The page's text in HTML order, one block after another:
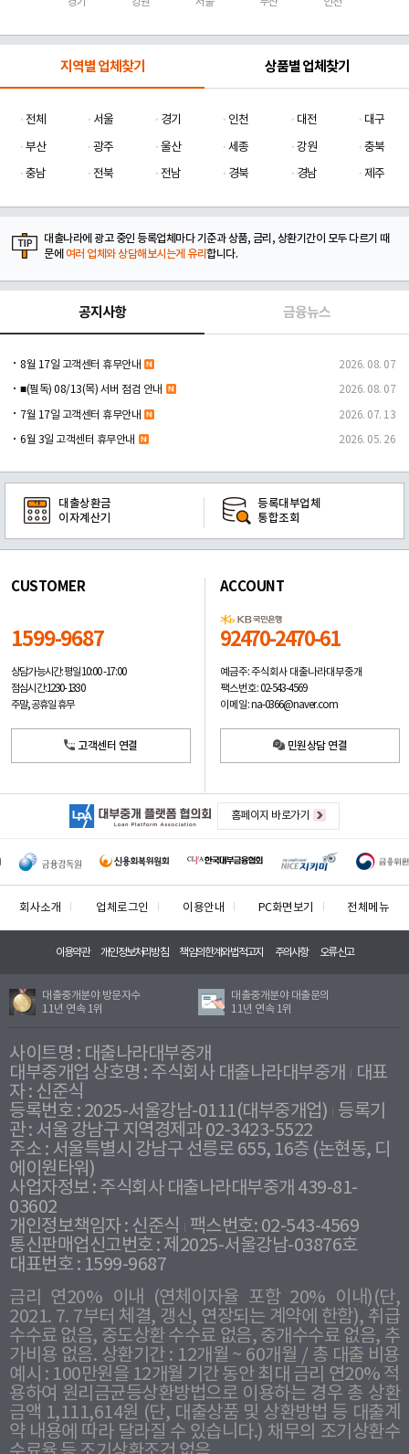
지역별 업체찾기 상품별 업체찾기
전체 서울 경기 인천 대전
대구
부산
광주 울산 세종 강원
충북
충남
전북 전남 경북 경남 제주
대출나라에 광고 중인 등록업체마다 기준과 상품, 금리, 상환기간이 모두 다르기 때
문에 여러 업체와 상담해보시는게 유리합니다.
공지사항 금융뉴스
8월 17일 고객센터 휴무안내 2026. 08. 07
■(필독) 08/13(목) 서버 점검 안내 2026. 08. 07
7월 17일 고객센터 휴무안내 2026. 07. 13
6월 3일 고객센터 휴무안내 2026. 05. 26
대출상환금
이자계산기
등록대부업체
통합조회
CUSTOMER
1599-9687
상담가능시간: 평일10:00 -17:00
점심시간: 12:30 - 13:30
주말, 공휴일 휴무
고객센터 연결
ACCOUNT
92470-2470-61
예금주: 주식회사 대출나라대부중개
팩스번호: 02-543-4569
이메일: na-0366@naver.com
민원상담 연결
홈페이지 바로가기
회사소개 업체로그인 이용안내 PC화면보기 전체메뉴
이용약관 개인정보처리방침 책임의한계와법적고지 주의사항 오류신고
대출중개분야 방문자수
11년 연속 1위
대출중개분야 대출문의
11년 연속 1위
사이트명 : 대출나라대부중개
대부중개업 상호명 : 주식회사 대출나라대부중개
대표
자 : 신준식
등록번호 : 2025-서울강남-0111(대부중개업) 등록기
관 : 서울 강남구 지역경제과 02-3423-5522
주소 : 서울특별시 강남구 선릉로 655, 16층 (논현동, 디
에이원타워)
사업자정보 : 주식회사 대출나라대부중개 439-81-
03602
개인정보책임자 : 신준식
팩스번호: 02-543-4569
통신판매업신고번호 : 제2025-서울강남-03876호
대표번호 : 1599-9687
금리 연20% 이내 (연체이자율 포함 20% 이내)(단,
2021. 7. 7부터 체결, 갱신, 연장되는 계약에 한함), 취급
수수료 없음, 중도상환 수수료 없음, 중개수수료 없음, 추
가비용 없음. 상환기간 : 12개월 ~ 60개월 / 총 대출 비용
예시 : 100만원을 12개월 기간 동안 최대 금리 연20% 적
용하여 원리금균등상환방법으로 이용하는 경우 총 상환
금액 1,111,614원 (단, 대출상품 및 상환방법 등 대출계
약 내용에 따라 달라질 수 있습니다.) 채무의 조기상환수